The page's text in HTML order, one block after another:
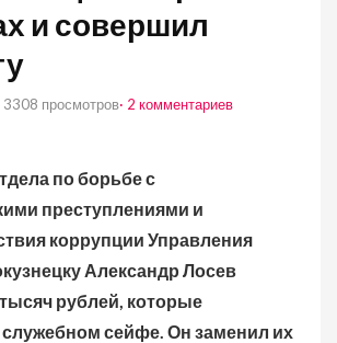
и совершил
3308 просмотров· 2 комментариев
по борьбе с
преступлениями и
коррупции Управления
Александр Лосев
рублей, которые
сейфе. Он заменил их